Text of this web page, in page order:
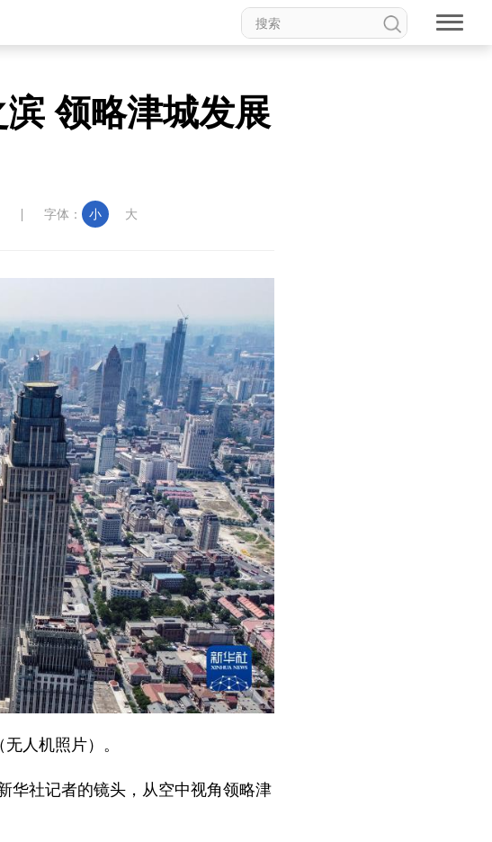
领略津城发展
字体： 小 大
人机照片）。
华社记者的镜头，从空中视角领略津